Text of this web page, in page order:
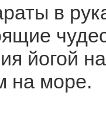
в
йогой
на море.